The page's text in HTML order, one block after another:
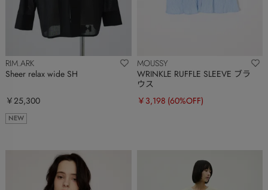
RIM.ARK
Sheer relax wide SH
￥25,300
NEW
MOUSSY
WRINKLE RUFFLE SLEEVE ブラ
ウス
￥3,198 (60%OFF)